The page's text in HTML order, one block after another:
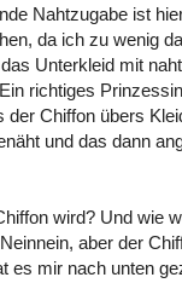
Nahtzugabe ist
da ich zu wenig
Unterkleid mit
richtiges
Chiffon übers
und das dann
wird? Und wie
aber der
es mir nach unten